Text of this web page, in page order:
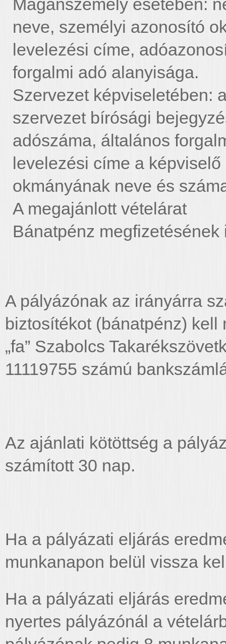
Magánszemély esetében:
neve, személyi azonosító
levelezési címe,
forgalmi adó alanyisága.
Szervezet képviseletében:
szervezet bírósági
adószáma, általános
levelezési címe a
okmányának neve és
A megajánlott vételárat
Bánatpénz megfizetésének
A pályázónak az irányárra
biztosítékot (bánatpénz)
„fa” Szabolcs
11119755 számú
Az ajánlati kötöttség a
számított 30 nap.
Ha a pályázati eljárás
munkanapon belül vissza
Ha a pályázati eljárás
nyertes pályázónál a